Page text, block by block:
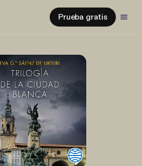
Prueba gratis